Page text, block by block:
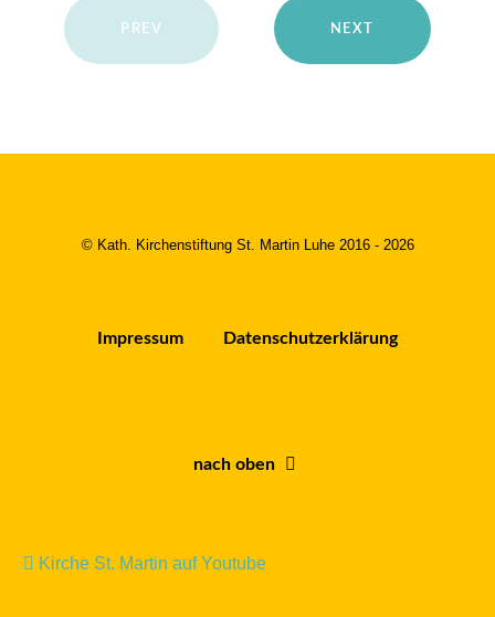
PREV NEXT
© Kath. Kirchenstiftung St. Martin Luhe 2016 - 2026
Impressum Datenschutzerklärung
nach oben
Kirche St. Martin auf Youtube